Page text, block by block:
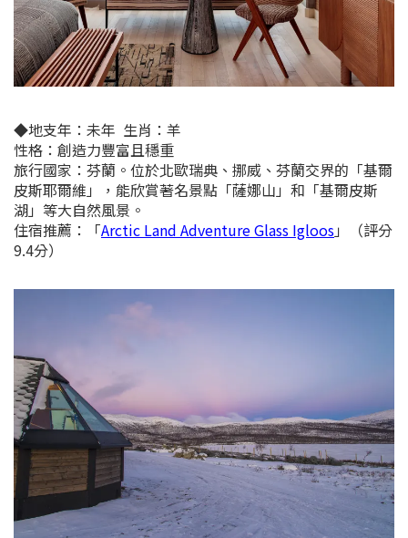
◆地支年： 未年 生肖：羊
性格：創造力豐富且穩重
旅行國家：芬蘭。位於北歐瑞典、挪威、芬蘭交界的「​​基爾
皮斯耶爾維 」，能欣賞著名景點「薩娜山」和「基爾皮斯
湖」等大自然風景 。
住宿推薦：
「Arctic Land Adventure Glass Igloos」（評分
9.4分）